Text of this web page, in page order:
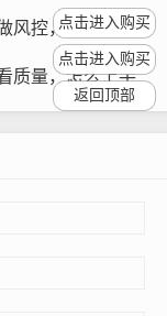
活琐事、旅游照
，如头像、个人
恶意软件感染
便宜纸飞机账号购买安全吗？为什么要做风控，如何防封禁
质量，怎么上手
点击进入购买
点击进入购买
返回顶部